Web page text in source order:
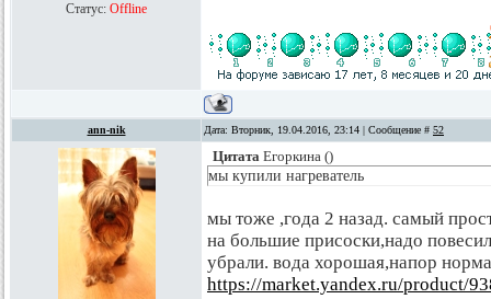
Статус: Offline
ann-nik Дата: Вторник, 19.04.2016, 23:14 | Сообщение # 52
Цитата Егоркина ()
мы купили нагреватель
мы тоже ,года 2 назад. самый
на большие присоски,надо
убрали. вода хорошая,напор
https://market.yandex.ru/product/